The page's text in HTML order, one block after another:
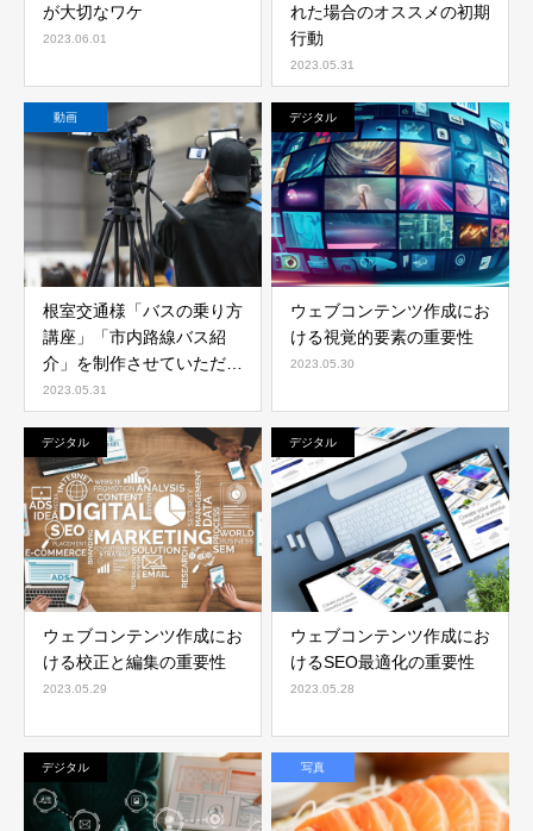
が大切なワケ
2023.06.01
れた場合のオススメの初期
行動
2023.05.31
動画
根室交通様「バスの乗り方
講座」「市内路線バス紹
介」を制作させていただき
ました。
2023.05.31
デジタル
ウェブコンテンツ作成にお
ける視覚的要素の重要性
2023.05.30
デジタル
ウェブコンテンツ作成にお
ける校正と編集の重要性
2023.05.29
デジタル
ウェブコンテンツ作成にお
けるSEO最適化の重要性
2023.05.28
デジタル 写真